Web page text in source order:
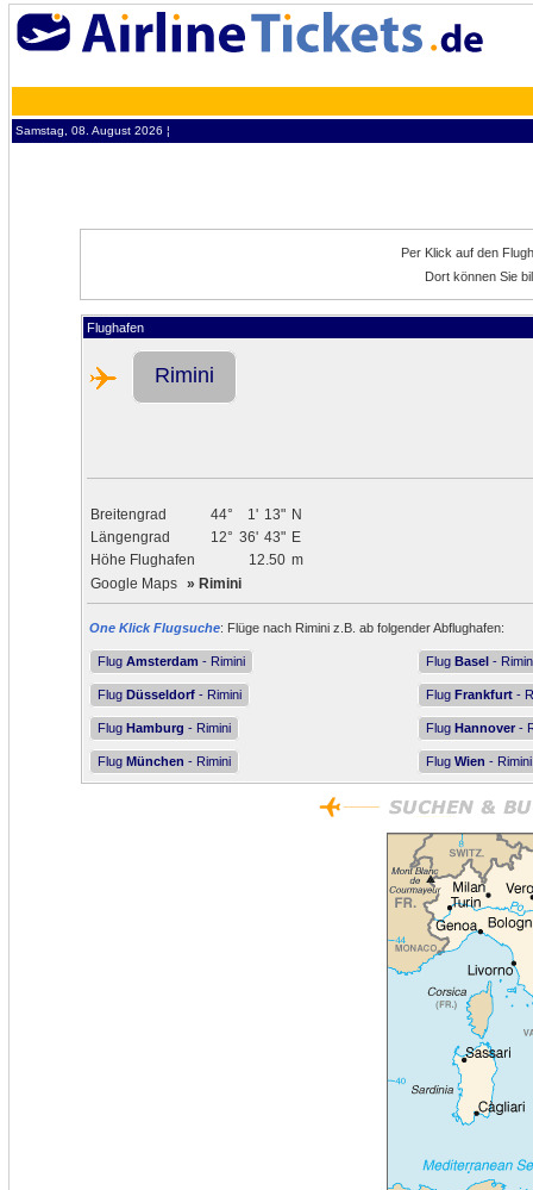
Samstag, 08. August 2026 ¦
Per Klick auf den
Dort können Sie
Flughafen
Rimini
Breitengrad 44° 1' 13" N
Längengrad
12° 36' 43" E
Höhe Flughafen
12.50 m
Google Maps » Rimini
One Klick Flugsuche: Flüge nach Rimini z.B. ab folgender Abflughafen:
Flug Amsterdam - Rimini Flug Basel -
Flug Düsseldorf - Rimini Flug Frankfurt -
Flug Hamburg - Rimini Flug Hannover -
Flug München - Rimini Flug Wien - Rimini